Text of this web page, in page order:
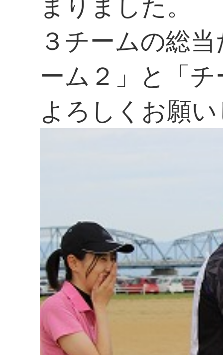
まりました。
３チームの総
ーム２」と「
よろしくお願